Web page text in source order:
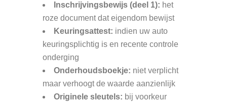
Inschrijvingsbewijs (deel 1): het
roze document dat eigendom bewijst
Keuringsattest: indien uw auto
keuringsplichtig is en recente controle
onderging
Onderhoudsboekje: niet verplicht
maar verhoogt de waarde aanzienlijk
Originele sleutels: bij voorkeur